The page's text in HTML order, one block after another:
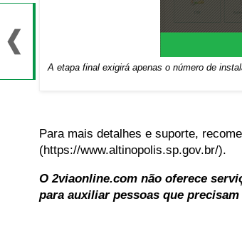
A etapa final exigirá apenas o número de
Para mais detalhes e suporte,
(https://www.altinopolis.sp.gov.br/).
O 2viaonline.com não oferece
para auxiliar pessoas que